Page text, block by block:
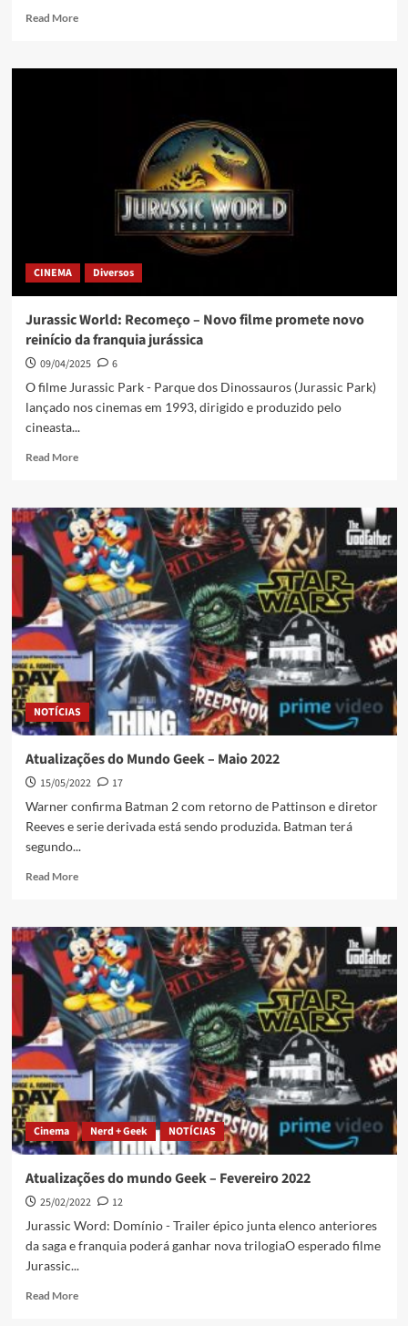
Read More
CINEMA Diversos
Jurassic World: Recomeço – Novo filme promete novo
reinício da franquia jurássica
09/04/2025
6
O filme Jurassic Park - Parque dos Dinossauros (Jurassic Park)
lançado nos cinemas em 1993, dirigido e produzido pelo
cineasta...
Read More
NOTÍCIAS
Atualizações do Mundo Geek – Maio 2022
15/05/2022
17
Warner confirma Batman 2 com retorno de Pattinson e diretor
Reeves e serie derivada está sendo produzida. Batman terá
segundo...
Read More
Cinema Nerd + Geek NOTÍCIAS
Atualizações do mundo Geek – Fevereiro 2022
25/02/2022
12
Jurassic Word: Domínio - Trailer épico junta elenco anteriores
da saga e franquia poderá ganhar nova trilogiaO esperado filme
Jurassic...
Read More